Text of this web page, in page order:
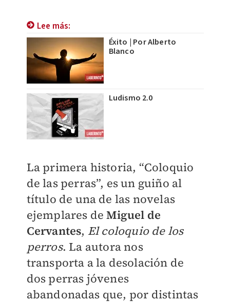
Lee más:
Éxito | Por Alberto
Blanco
Ludismo 2.0
La primera historia, “Coloquio
de las perras”, es un guiño al
título de una de las novelas
ejemplares deMiguel de
Cervantes, El coloquio de los
perros. La autora nos
transporta a la desolación de
dos perras jóvenes
abandonadas que, por distintas